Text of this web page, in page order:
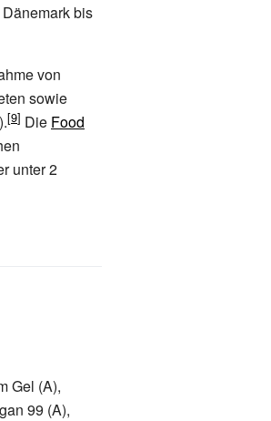
bis
von
sowie
Die Food
unter 2
Gel (A),
99 (A),